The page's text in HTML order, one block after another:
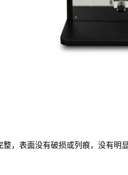
表面没有破损或列痕，没有明